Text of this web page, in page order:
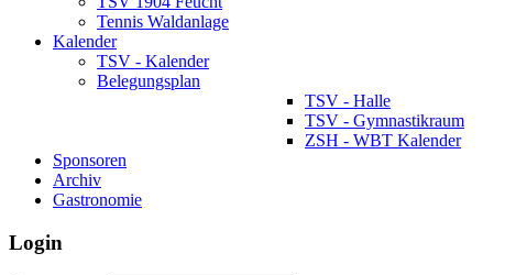
Tennis Waldanlage
Kalender
TSV - Kalender
Belegungsplan
TSV - Halle
TSV - Gymnastikraum
ZSH - WBT Kalender
Sponsoren
Archiv
Gastronomie
Login